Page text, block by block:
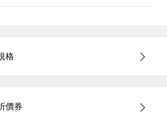
格
價券